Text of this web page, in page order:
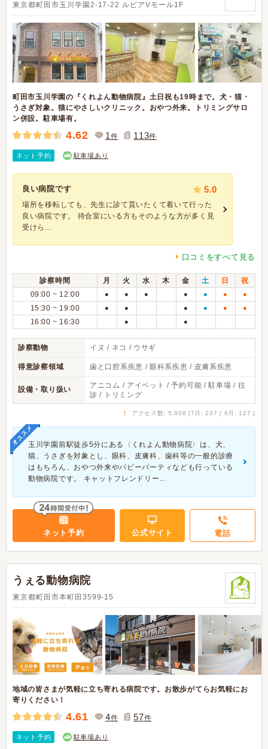
東京都町田市玉川学園2-17-22 ルビアVモール1F
町田市玉川学園の『くれよん動物病院』土日祝も19時まで。犬・猫・
うさぎ対象。猫にやさしいクリニック。おやつ外来。トリミングサロ
ン併設。駐車場有。
4.62 1件 113件
ネット予約 駐車場あり
良い病院です 5.0
場所を移転しても、先生に診て貰いたくて着いて行った
良い病院です。 待合室にいる方もそのような方が多く見
受けら...
口コミをすべて見る
診察時間 月 火 水 木 金 土 日
祝
09:00 ~ 12:00
● ● ● ● ● ● ●
15:30 ~ 19:00 ● ● ● ● ● ●
16:00 ~ 16:30 ● ●
診察動物 イヌ / ネコ / ウサギ
得意診察領域 歯と口腔系疾患 / 眼科系疾患 / 皮膚系疾患
設備・取り扱い
アニコム / アイペット / 予約可能 / 駐車場 / 往
診 / トリミング
↑ アクセス数: 5,808 [7月: 237 | 6月: 127 ]
オススメ玉川学園前駅徒歩5分にある〈くれよん動物病院〉は、犬、
猫、うさぎを対象とし、眼科、皮膚科、歯科等の一般的診療
はもちろん、おやつ外来やパピーパーティなども行っている
動物病院です。 キャットフレンドリー...
ネット予約 公式サイト 電話
うぇる動物病院
東京都町田市本町田3599-15
地域の皆さまが気軽に立ち寄れる病院です。お散歩がてらお気軽にお
寄りください！
4.61 4件 57件
ネット予約 駐車場あり